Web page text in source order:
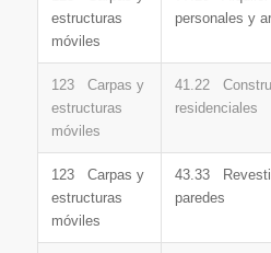
estructuras
móviles
personales y
123 Carpas y
estructuras
móviles
41.22
residenciales
123 Carpas y
estructuras
móviles
43.33
paredes